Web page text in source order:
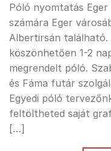
Póló nyomtatás
számára Eger
Albertirsán
köszönhetően 1-2
megrendelt póló.
és Fáma futár
Egyedi póló
feltöltheted saját
[…]